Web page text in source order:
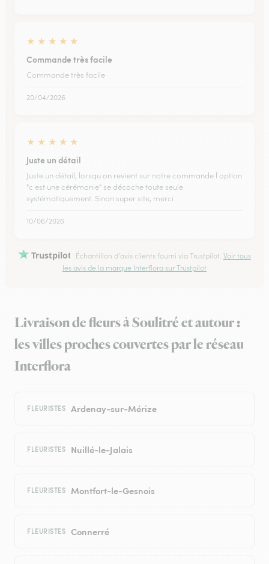
★ ★ ★ ★ ★
Commande très facile
Commande très facile
20/04/2026
★ ★ ★ ★ ★
Juste un détail
Juste un détail, lorsqu on revient sur notre commande l option
"c est une cérémonie" se décoche toute seule
systématiquement. Sinon super site, merci
10/06/2026
Trustpilot Échantillon d'avis clients fourni via Trustpilot. Voir tous
les avis de la marque Interflora sur Trustpilot
Livraison de fleurs à Soulitré et autour :
les villes proches couvertes par le réseau
Interflora
FLEURISTES Ardenay-sur-Mérize
FLEURISTES Nuillé-le-Jalais
FLEURISTES Montfort-le-Gesnois
FLEURISTES Connerré